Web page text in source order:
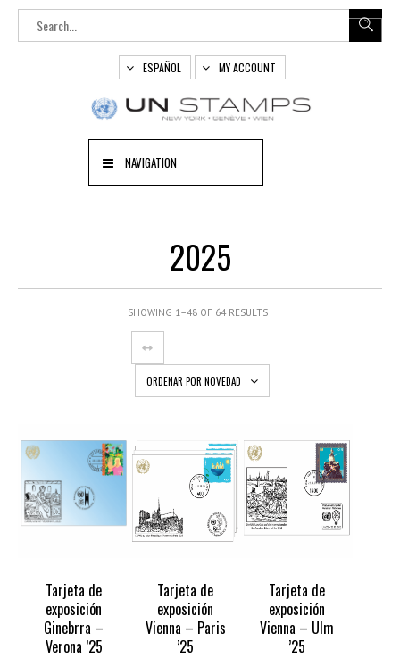
ESPAÑOL MY ACCOUNT
NAVIGATION
2025
SHOWING 1–48 OF 64 RESULTS
ORDENAR POR NOVEDAD
Tarjeta de
exposición
Ginebrra –
Verona ’25
Tarjeta de
exposición
Vienna – Paris
’25
Tarjeta de
exposición
Vienna – Ulm
’25